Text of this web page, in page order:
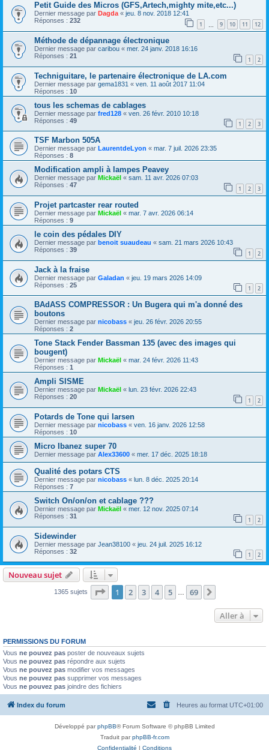
Petit Guide des Micros (GFS,Artech,mighty mite,etc...)
Dernier message par Dagda« jeu. 8 nov. 2018 12:41
Réponses : 232 1 9 10 11 12
Méthode de dépannage électronique
Dernier message par caribou « mer. 24 janv. 2018 16:16
Réponses : 21 1 2
Techniguitare, le partenaire électronique de LA.com
Dernier message par gema1831 « ven. 11 août 2017 11:04
Réponses : 10
tous les schemas de cablages
Dernier message par fred128 « ven. 26 févr. 2010 10:18
Réponses : 49 1 2 3
TSF Marbon 505A
Dernier message par LaurentdeLyon « mar. 7 juil. 2026 23:35
Réponses : 8
Modification ampli à lampes Peavey
Dernier message par Mickaël « sam. 11 avr. 2026 07:03
Réponses : 47 1 2 3
Projet partcaster rear routed
Dernier message par Mickaël « mar. 7 avr. 2026 06:14
Réponses : 9
le coin des pédales DIY
Dernier message par benoit suaudeau « sam. 21 mars 2026 10:43
Réponses : 39 1 2
Jack à la fraise
Dernier message par Galadan « jeu. 19 mars 2026 14:09
Réponses : 25 1 2
BAdASS COMPRESSOR : Un Bugera qui m'a donné des
boutons
Dernier message par nicobass « jeu. 26 févr. 2026 20:55
Réponses : 2
Tone Stack Fender Bassman 135 (avec des images qui
bougent)
Dernier message par Mickaël « mar. 24 févr. 2026 11:43
Réponses : 1
Ampli SISME
Dernier message par Mickaël « lun. 23 févr. 2026 22:43
Réponses : 20 1 2
Potards de Tone qui larsen
Dernier message par nicobass « ven. 16 janv. 2026 12:58
Réponses : 10
Micro Ibanez super 70
Dernier message par Alex33600 « mer. 17 déc. 2025 18:18
Qualité des potars CTS
Dernier message par nicobass « lun. 8 déc. 2025 20:14
Réponses : 7
Switch On/on/on et cablage ???
Dernier message par Mickaël « mer. 12 nov. 2025 07:14
Réponses : 31 1 2
Sidewinder
Dernier message par Jean38100 « jeu. 24 juil. 2025 16:12
Réponses : 32 1 2
Nouveau sujet
1365 sujets Page 1sur69
1 2 3 4 5 69
Aller à
PERMISSIONS DU FORUM
Vous ne pouvez pas poster de nouveaux sujets
Vous ne pouvez pas répondre aux sujets
Vous ne pouvez pas modifier vos messages
Vous ne pouvez pas supprimer vos messages
Vous ne pouvez pas joindre des fichiers
Index du forum Heures au format UTC+01:00
Développé parphpBB® Forum Software © phpBB Limited
Traduit parphpBB-fr.com
Confidentialité | Conditions